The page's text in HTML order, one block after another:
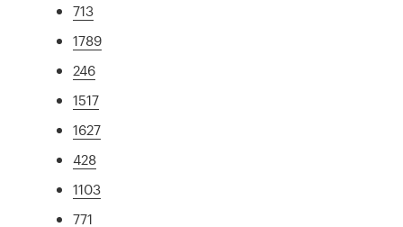
713
1789
246
1517
1627
428
1103
771